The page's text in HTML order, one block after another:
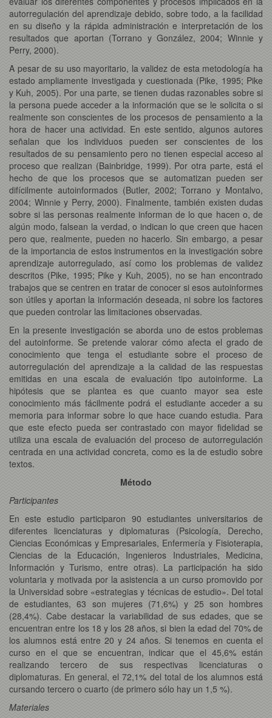
autorregulación del aprendizaje debido, sobre todo, a la facilidad
en su diseño y la rápida administración e interpretación de los
resultados que aportan (Torrano y González, 2004; Winnie y
Perry, 2000).
A pesar de su uso mayoritario, la validez de esta metodología ha
estado ampliamente investigada y cuestionada (Pike, 1995; Pike
y Kuh, 2005). Por una parte, se tienen dudas razonables sobre si
la persona puede acceder a la información que se le solicita o si
realmente son conscientes de los procesos de pensamiento a la
hora de hacer una actividad. En este sentido, algunos autores
señalan que los individuos pueden ser conscientes de los
resultados de su pensamiento pero no tienen especial acceso al
proceso que realizan (Bainbridge, 1999). Por otra parte, está el
hecho de que los procesos que se automatizan pueden ser
difícilmente autoinformados (Butler, 2002; Torrano y Montalvo,
2004; Winnie y Perry, 2000). Finalmente, también existen dudas
sobre si las personas realmente informan de lo que hacen o, de
algún modo, falsean la verdad, o indican lo que creen que hacen
pero que, realmente, pueden no hacerlo. Sin embargo, a pesar
de la importancia de estos instrumentos en la investigación sobre
aprendizaje autorregulado, así como los problemas de validez
descritos (Pike, 1995; Pike y Kuh, 2005), no se han encontrado
trabajos que se centren en tratar de conocer si esos autoinformes
son útiles y aportan la información deseada, ni sobre los factores
que pueden controlar las limitaciones observadas.
En la presente investigación se aborda uno de estos problemas
del autoinforme. Se pretende valorar cómo afecta el grado de
conocimiento que tenga el estudiante sobre el proceso de
autorregulación del aprendizaje a la calidad de las respuestas
emitidas en una escala de evaluación tipo autoinforme. La
hipótesis que se plantea es que cuanto mayor sea este
conocimiento más fácilmente podrá el estudiante acceder a su
memoria para informar sobre lo que hace cuando estudia. Para
que este efecto pueda ser contrastado con mayor fidelidad se
utiliza una escala de evaluación del proceso de autorregulación
centrada en una actividad concreta, como es la de estudio sobre
textos.
Método
Participantes
En este estudio participaron 90 estudiantes universitarios de
diferentes licenciaturas y diplomaturas (Psicología, Derecho,
Ciencias Económicas y Empresariales, Enfermería y Fisioterapia,
Ciencias de la Educación, Ingenieros Industriales, Medicina,
Información y Turismo, entre otras). La participación ha sido
voluntaria y motivada por la asistencia a un curso promovido por
la Universidad sobre «estrategias y técnicas de estudio». Del total
de estudiantes, 63 son mujeres (71,6%) y 25 son hombres
(28,4%). Cabe destacar la variabilidad de sus edades, que se
encuentran entre los 18 y los 28 años, si bien la edad del 70% de
los alumnos está entre 20 y 24 años. Si tenemos en cuenta el
curso en el que se encuentran, indicar que el 45,6% están
realizando tercero de sus respectivas licenciaturas o
diplomaturas. En general, el 72,1% del total de los alumnos está
cursando tercero o cuarto (de primero sólo hay un 1,5 %).
Materiales